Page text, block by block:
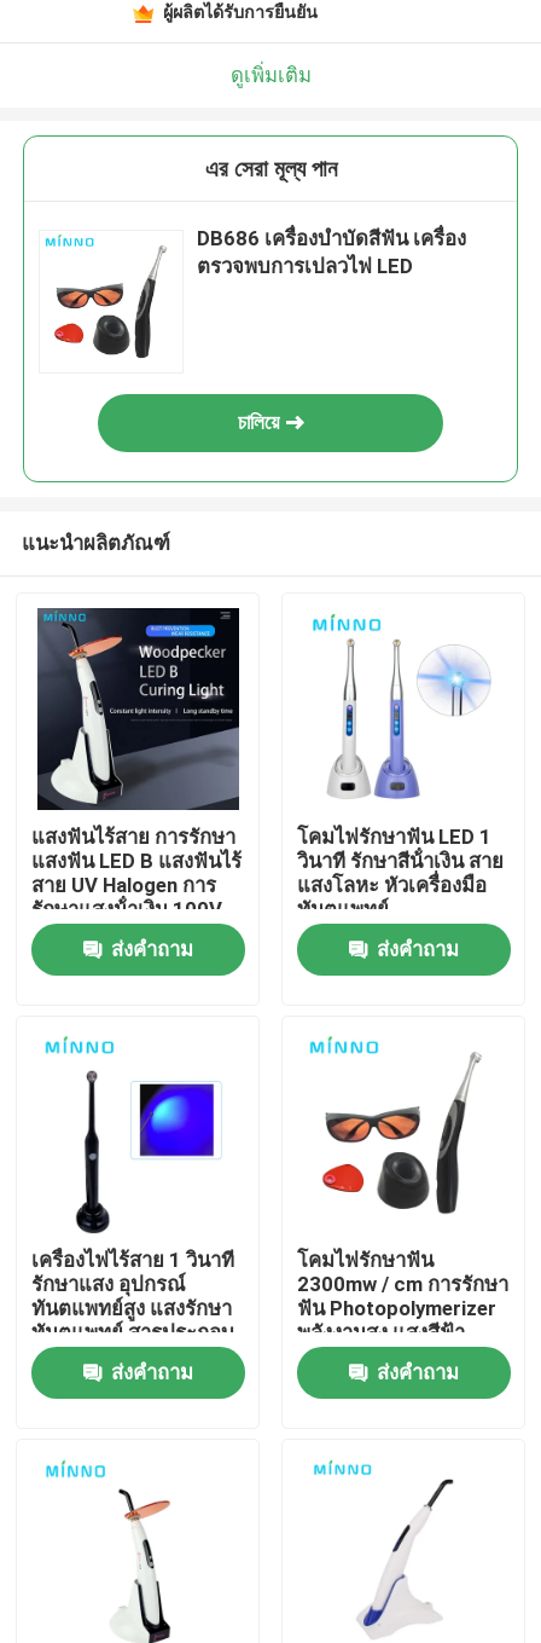
เกี่ยวกับเรา
ทัวร์โรงงาน
ควบคุมคุณภาพ
ติดต่อเรา
ขออ้าง
อุปกรณ์การแพทย์ฟัน
เครื่องมือทันตแพทย์ความเร็วต่ํา
หูจับ ทันตกรรมความเร็วสูง
ผู้ผลิตได้รับการยืนยัน
ดูเพิ่มเติม
এর সেরা মূল্য পান
DB686 เครื่องบําบัดสีฟัน เครื่อง
ตรวจพบการเปลวไฟ LED
চালিয়ে
แนะนำผลิตภัณฑ์
แสงฟันไร้สาย การรักษา
แสงฟัน LED B แสงฟันไร้
สาย UV Halogen การ
รักษาแสงน้ําเงิน 100V
ส่งคำถาม
โคมไฟรักษาฟัน LED 1
วินาที รักษาสีน้ําเงิน สาย
แสงโลหะ หัวเครื่องมือ
ทันตแพทย์
ส่งคำถาม
เครื่องไฟไร้สาย 1 วินาที
รักษาแสง อุปกรณ์
ทันตแพทย์สูง แสงรักษา
ทันตแพทย์ สารประกอบ
แสงทันตแพทย์
ส่งคำถาม
โคมไฟรักษาฟัน
2300mw / cm การรักษา
ฟัน Photopolymerizer
พลังงานสูง แสงสีฟ้า
ความเข้มข้น LED เครื่อง
มือไร้สายไร้สาย
ส่งคำถาม